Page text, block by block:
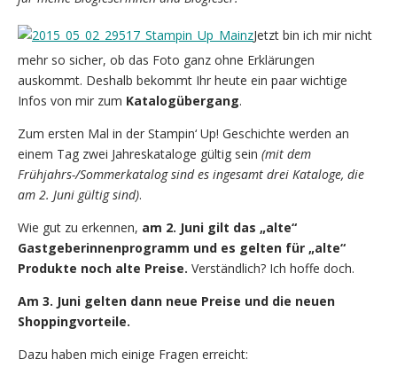
Jetzt bin ich mir nicht
mehr so sicher, ob das Foto ganz ohne Erklärungen
auskommt. Deshalb bekommt Ihr heute ein paar wichtige
Infos von mir zum Katalogübergang.
Zum ersten Mal in der Stampin‘ Up! Geschichte werden an
einem Tag zwei Jahreskataloge gültig sein (mit dem
Frühjahrs-/Sommerkatalog sind es ingesamt drei Kataloge, die
am 2. Juni gültig sind).
Wie gut zu erkennen, am 2. Juni gilt das „alte“
Gastgeberinnenprogramm und es gelten für „alte“
Produkte noch alte Preise. Verständlich? Ich hoffe doch.
Am 3. Juni gelten dann neue Preise und die neuen
Shoppingvorteile.
Dazu haben mich einige Fragen erreicht: